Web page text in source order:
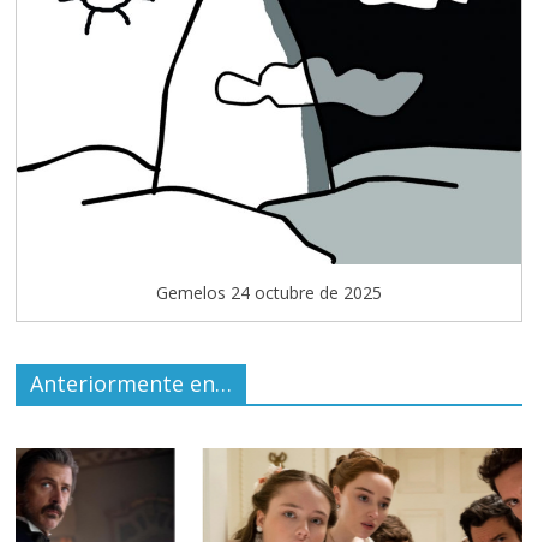
Gemelos 24 octubre de 2025
Anteriormente en…